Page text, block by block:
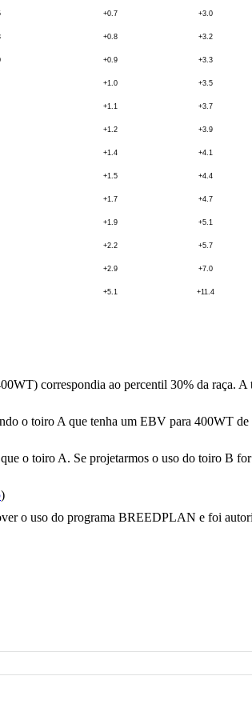
+0.7 +3.0
+0.8 +3.2
+0.9 +3.3
+1.0 +3.5
+1.1 +3.7
+1.2 +3.9
+1.4 +4.1
+1.5 +4.4
+1.7 +4.7
+1.9 +5.1
+2.2 +5.7
+2.9 +7.0
+5.1 +11.4
correspondia ao percentil 30% da raça.
o toiro A que tenha um EBV para 400WT
o toiro A. Se projetarmos o uso do toiro B
)
o uso do programa BREEDPLAN e foi